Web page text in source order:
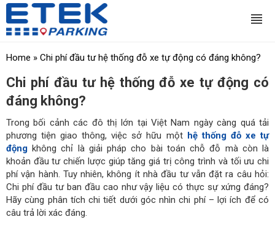
Home » Chi phí đầu tư hệ thống đỗ xe tự động có đáng không?
Chi phí đầu tư hệ thống đỗ xe tự động có
đáng không?
Trong bối cảnh các đô thị lớn tại Việt Nam ngày càng quá tải
phương tiện giao thông, việc sở hữu một hệ thống đỗ xe tự
động không chỉ là giải pháp cho bài toán chỗ đỗ mà còn là
khoản đầu tư chiến lược giúp tăng giá trị công trình và tối ưu chi
phí vận hành. Tuy nhiên, không ít nhà đầu tư vẫn đặt ra câu hỏi:
Chi phí đầu tư ban đầu cao như vậy liệu có thực sự xứng đáng?
Hãy cùng phân tích chi tiết dưới góc nhìn chi phí – lợi ích để có
câu trả lời xác đáng.